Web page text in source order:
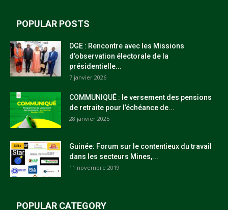
POPULAR POSTS
DGE : Rencontre avec les Missions
d’observation électorale de la
présidentielle...
7 janvier 2026
COMMUNIQUÉ : le versement des pensions
de retraite pour l’échéance de...
28 janvier 2025
Guinée: Forum sur le contentieux du travail
dans les secteurs Mines,...
11 novembre 2019
POPULAR CATEGORY